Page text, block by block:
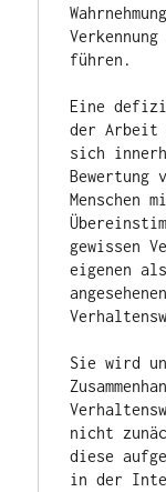
führen.
Eine
der Arbeit
sich
Bewertung
Menschen
gewissen
eigenen
Sie wird
nicht
diese
in der